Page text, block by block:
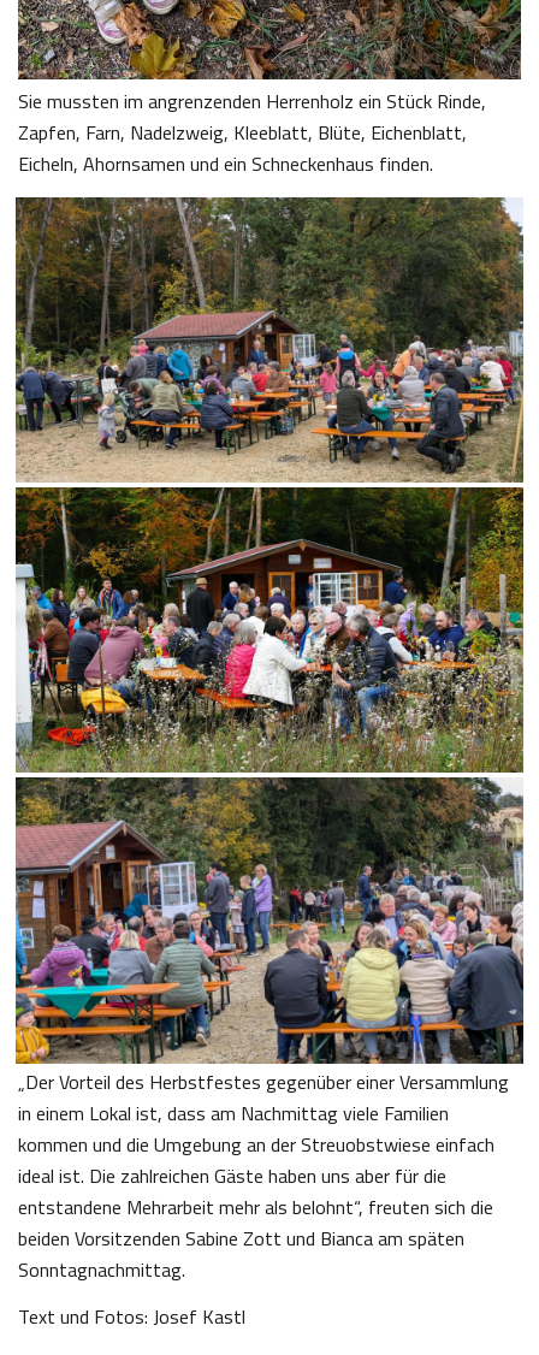
Sie mussten im angrenzenden Herrenholz ein Stück Rinde,
Zapfen, Farn, Nadelzweig, Kleeblatt, Blüte, Eichenblatt,
Eicheln, Ahornsamen und ein Schneckenhaus finden.
„Der Vorteil des Herbstfestes gegenüber einer Versammlung
in einem Lokal ist, dass am Nachmittag viele Familien
kommen und die Umgebung an der Streuobstwiese einfach
ideal ist. Die zahlreichen Gäste haben uns aber für die
entstandene Mehrarbeit mehr als belohnt“, freuten sich die
beiden Vorsitzenden Sabine Zott und Bianca am späten
Sonntagnachmittag.
Text und Fotos: Josef Kastl